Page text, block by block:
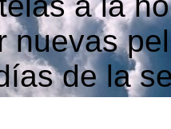
nuevas
de la